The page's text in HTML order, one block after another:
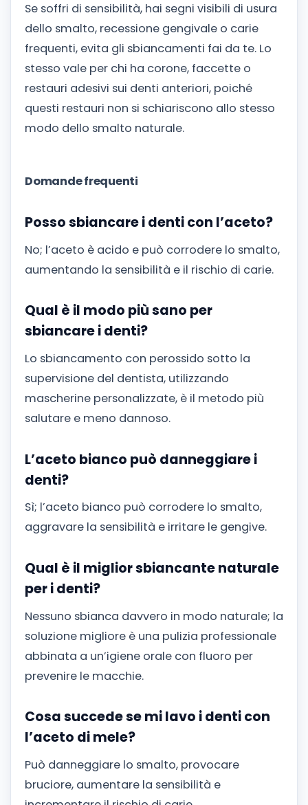
Se soffri di sensibilità, hai segni visibili di usura
dello smalto, recessione gengivale o carie
frequenti, evita gli sbiancamenti fai da te. Lo
stesso vale per chi ha corone, faccette o
restauri adesivi sui denti anteriori, poiché
questi restauri non si schiariscono allo stesso
modo dello smalto naturale.
Domande frequenti
Posso sbiancare i denti con l’aceto?
No; l’aceto è acido e può corrodere lo smalto,
aumentando la sensibilità e il rischio di carie.
Qual è il modo più sano per
sbiancare i denti?
Lo sbiancamento con perossido sotto la
supervisione del dentista, utilizzando
mascherine personalizzate, è il metodo più
salutare e meno dannoso.
L’aceto bianco può danneggiare i
denti?
Sì; l’aceto bianco può corrodere lo smalto,
aggravare la sensibilità e irritare le gengive.
Qual è il miglior sbiancante naturale
per i denti?
Nessuno sbianca davvero in modo naturale; la
soluzione migliore è una pulizia professionale
abbinata a un’igiene orale con fluoro per
prevenire le macchie.
Cosa succede se mi lavo i denti con
l’aceto di mele?
Può danneggiare lo smalto, provocare
bruciore, aumentare la sensibilità e